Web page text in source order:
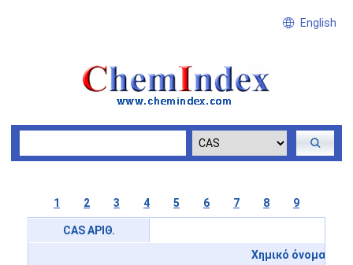
English
1 2 3 4 5 6 7 8 9
CAS ΑΡΙΘ.
Χημικό όνομα